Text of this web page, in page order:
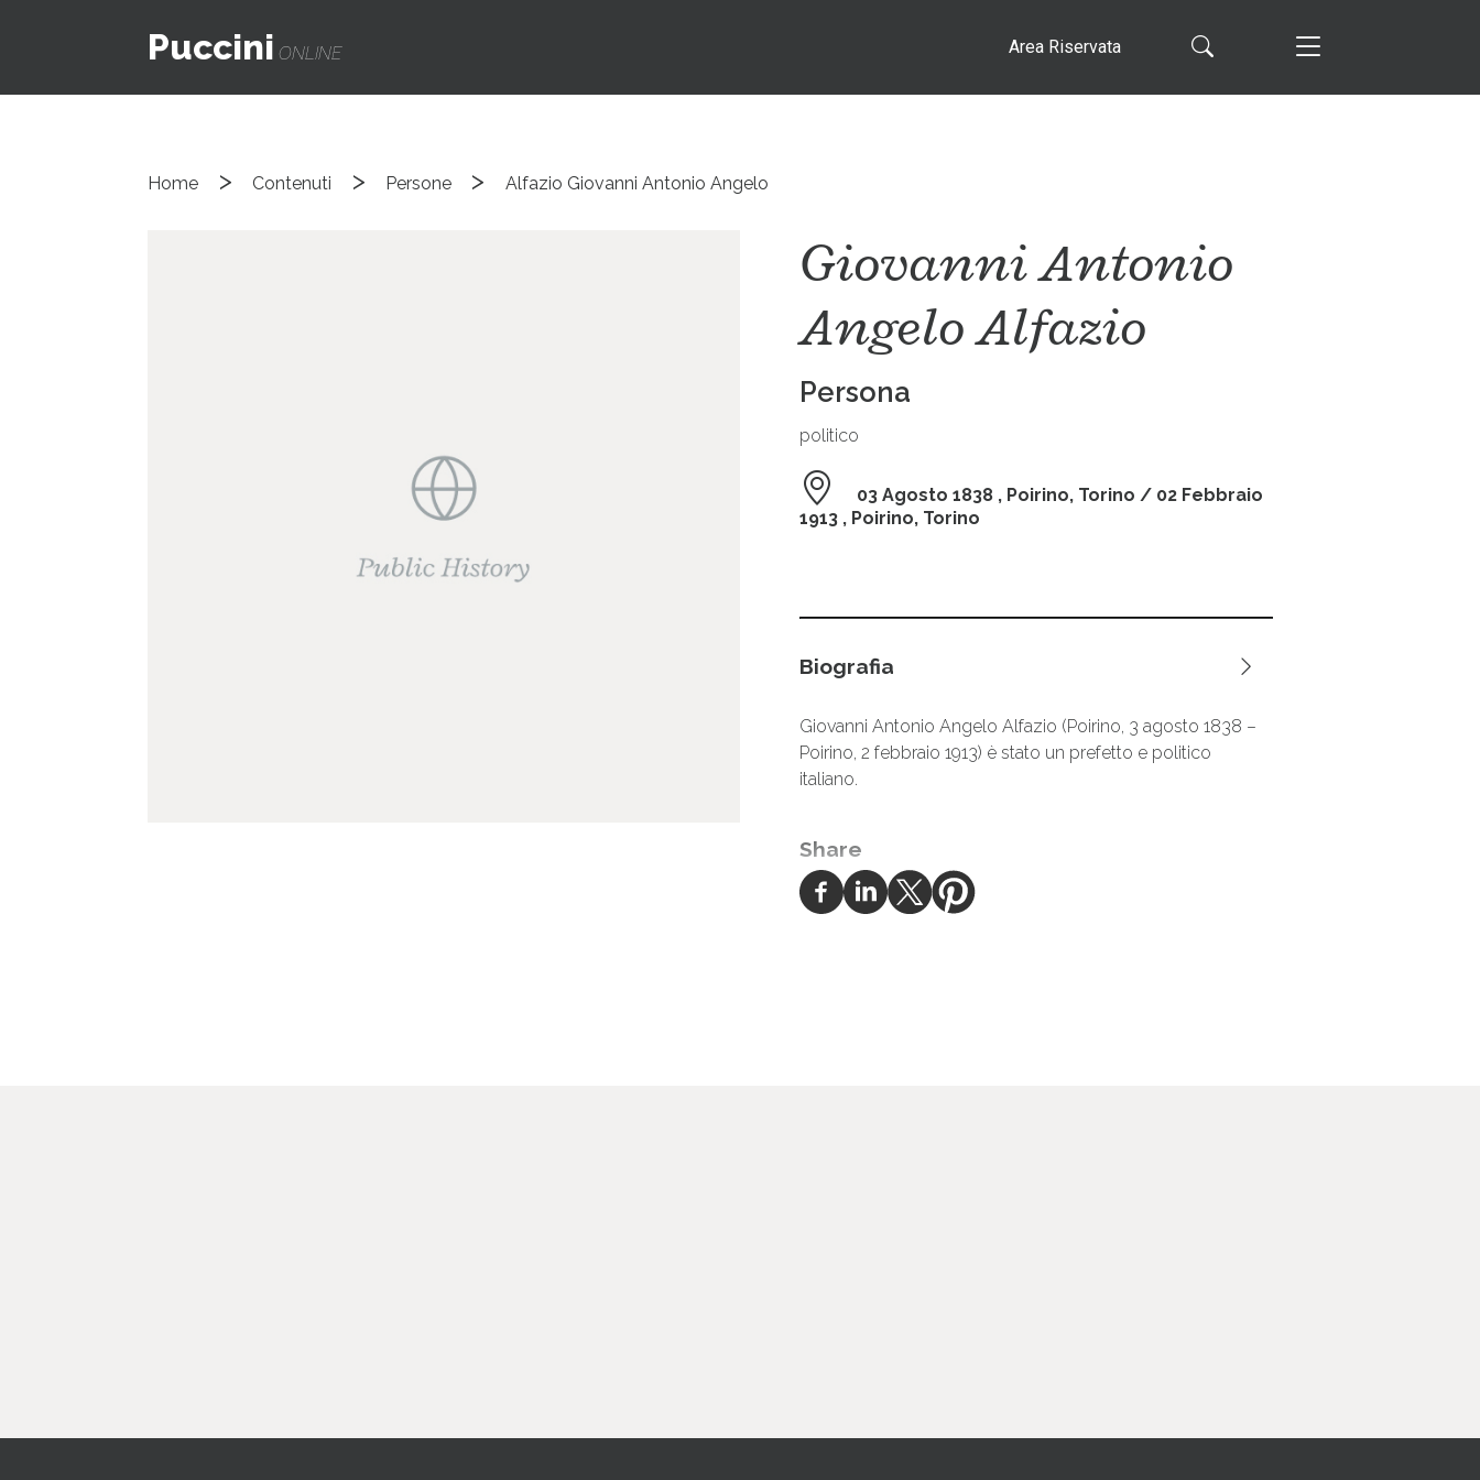
Puccini ONLINE Area Riservata
Home > Contenuti > Persone > Alfazio Giovanni Antonio Angelo
Giovanni Antonio
Angelo Alfazio
Persona
politico
03 Agosto 1838, Poirino, Torino / 02 Febbraio
1913, Poirino, Torino
Biografia
Giovanni Antonio Angelo Alfazio (Poirino, 3 agosto 1838 –
Poirino, 2 febbraio 1913) è stato un prefetto e politico
italiano.
Share